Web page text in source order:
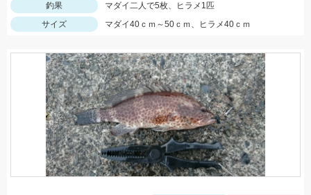
釣果
マダイ二人で5枚、ヒラメ1匹
サイズ
マダイ40ｃｍ～50ｃｍ、ヒラメ40ｃｍ